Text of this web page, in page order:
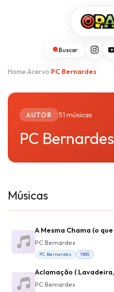
Buscar
Home›Acervo›PC Bernardes
AUTOR 51 músicas
PC Bernardes
Músicas
A Mesma Chama (o
PC Bernardes
PC Bernardes 1985
PC Bernardes